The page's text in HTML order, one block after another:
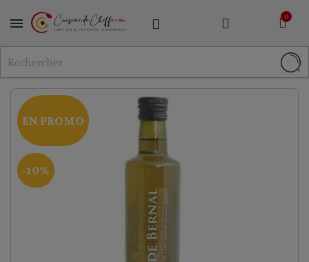
MENU
EN PROMO
-10%